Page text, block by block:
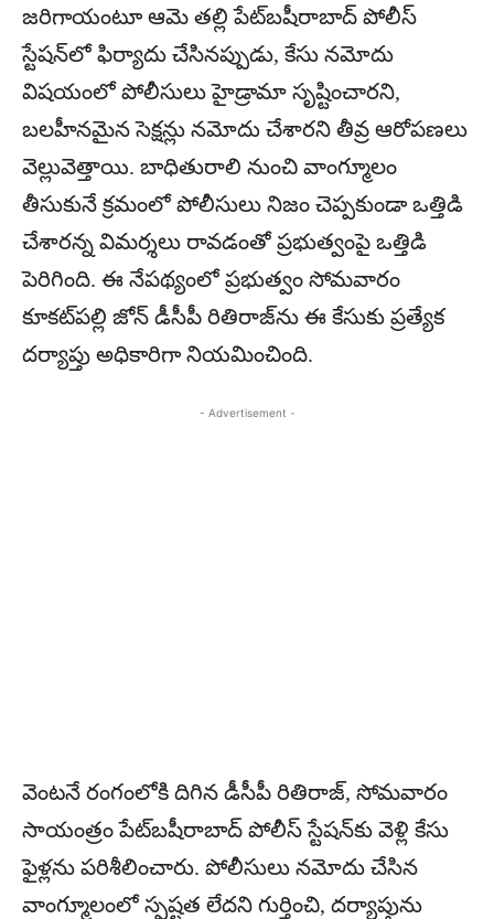
జరిగాయంటూ ఆమె తల్లి పేట్‌బషీరాబాద్ పోలీస్
స్టేషన్‌లో ఫిర్యాదు చేసినప్పుడు, కేసు నమోదు
విషయంలో పోలీసులు హైడ్రామా సృష్టించారని,
బలహీనమైన సెక్షన్లు నమోదు చేశారని తీవ్ర ఆరోపణలు
వెల్లువెత్తాయి. బాధితురాలి నుంచి వాంగ్మూలం
తీసుకునే క్రమంలో పోలీసులు నిజం చెప్పకుండా ఒత్తిడి
చేశారన్న విమర్శలు రావడంతో ప్రభుత్వంపై ఒత్తిడి
పెరిగింది. ఈ నేపథ్యంలో ప్రభుత్వం సోమవారం
కూకట్‌పల్లి జోన్ డీసీపీ రితిరాజ్‌ను ఈ కేసుకు ప్రత్యేక
దర్యాప్తు అధికారిగా నియమించింది.
- Advertisement -
వెంటనే రంగంలోకి దిగిన డీసీపీ రితిరాజ్‌, సోమవారం
సాయంత్రం పేట్‌బషీరాబాద్ పోలీస్ స్టేషన్‌కు వెళ్లి కేసు
ఫైళ్లను పరిశీలించారు. పోలీసులు నమోదు చేసిన
వాంగ్మూలంలో స్పష్టత లేదని గుర్తించి, దర్యాప్తును